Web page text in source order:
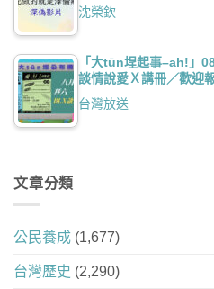
沈榮欽
「大tūn埕起事–ah!」
談情說愛Ｘ講冊／歡迎
台灣放送
文章分類
公民養成 (1,677)
台灣歷史 (2,290)